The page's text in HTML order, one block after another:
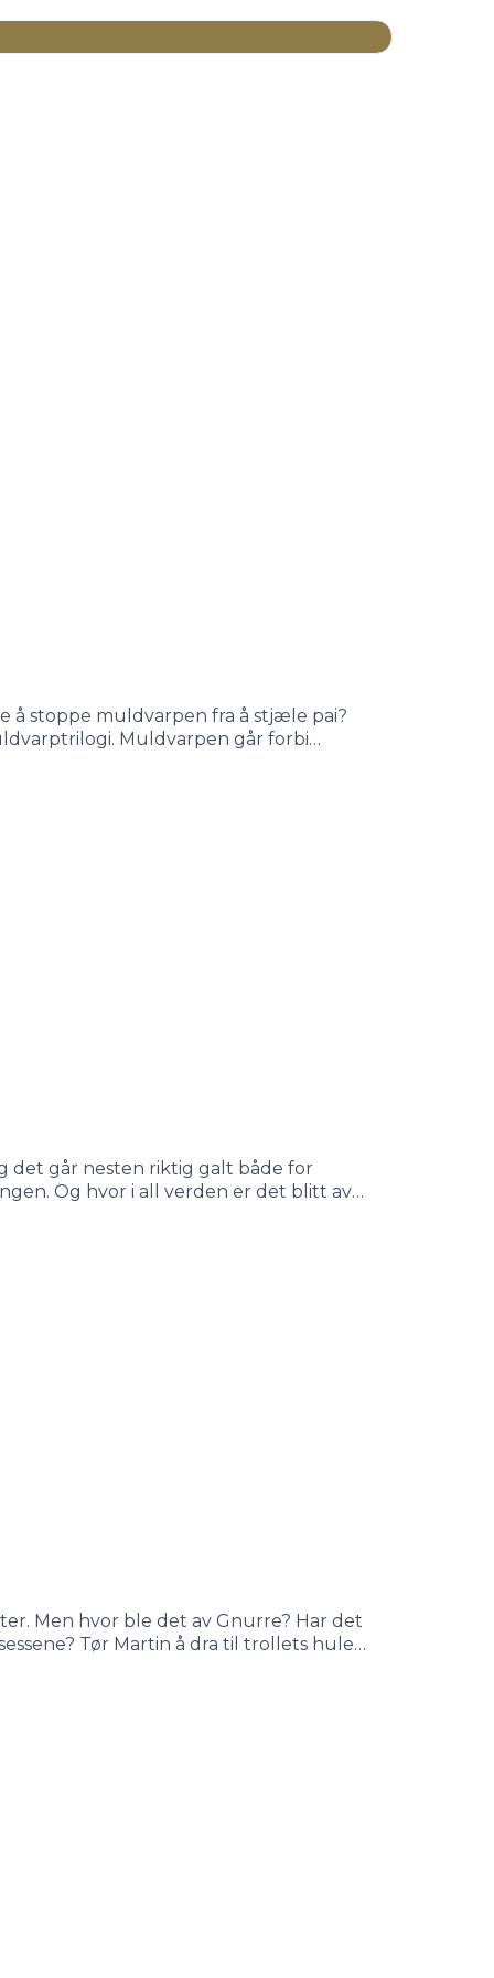
å stoppe muldvarpen fra å stjæle pai?
Muldvarpen går forbi
er både pai og muldvarpforsvunnet til
Aalbu: Ragnar
det går nesten riktig galt både for
Og hvor i all verden er det blitt av
Salamanderprinsen fra 2020 er hennes
familiebånd og identitet - og om ukjente
regi: LitteraturhusetProdusert av
Men hvor ble det av Gnurre? Har det
Tør Martin å dra til trollets hule
og har tegnet hver eneste dag hele livet.
eventyret skikkelig. For det er vel
av